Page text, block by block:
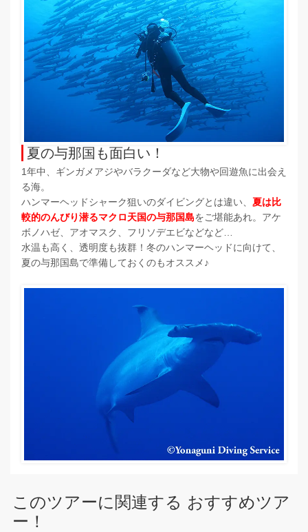
夏の与那国も面白い！
1年中、ギンガメアジやバラクーダなど大物や回遊魚に出会え
る海。
ハンマーヘッドシャーク狙いのダイビングとは違い、 夏は比
較的のんびり潜るマクロ天国の与那国島をご堪能あれ。アケ
ボノハゼ、アオマスク、フリソデエビなどなど…
水温も高く、透明度も抜群！冬のハンマーヘッドに向けて、
夏の与那国島で準備しておくのもオススメ♪
このツアーに関連する おすすめツア
ー！